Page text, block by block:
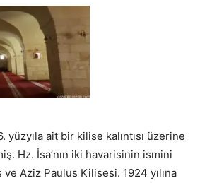
yüzyıla ait bir kilise kalıntısı üzerine
Hz. İsa’nın iki havarisinin ismini
ve Aziz Paulus Kilisesi. 1924 yılına